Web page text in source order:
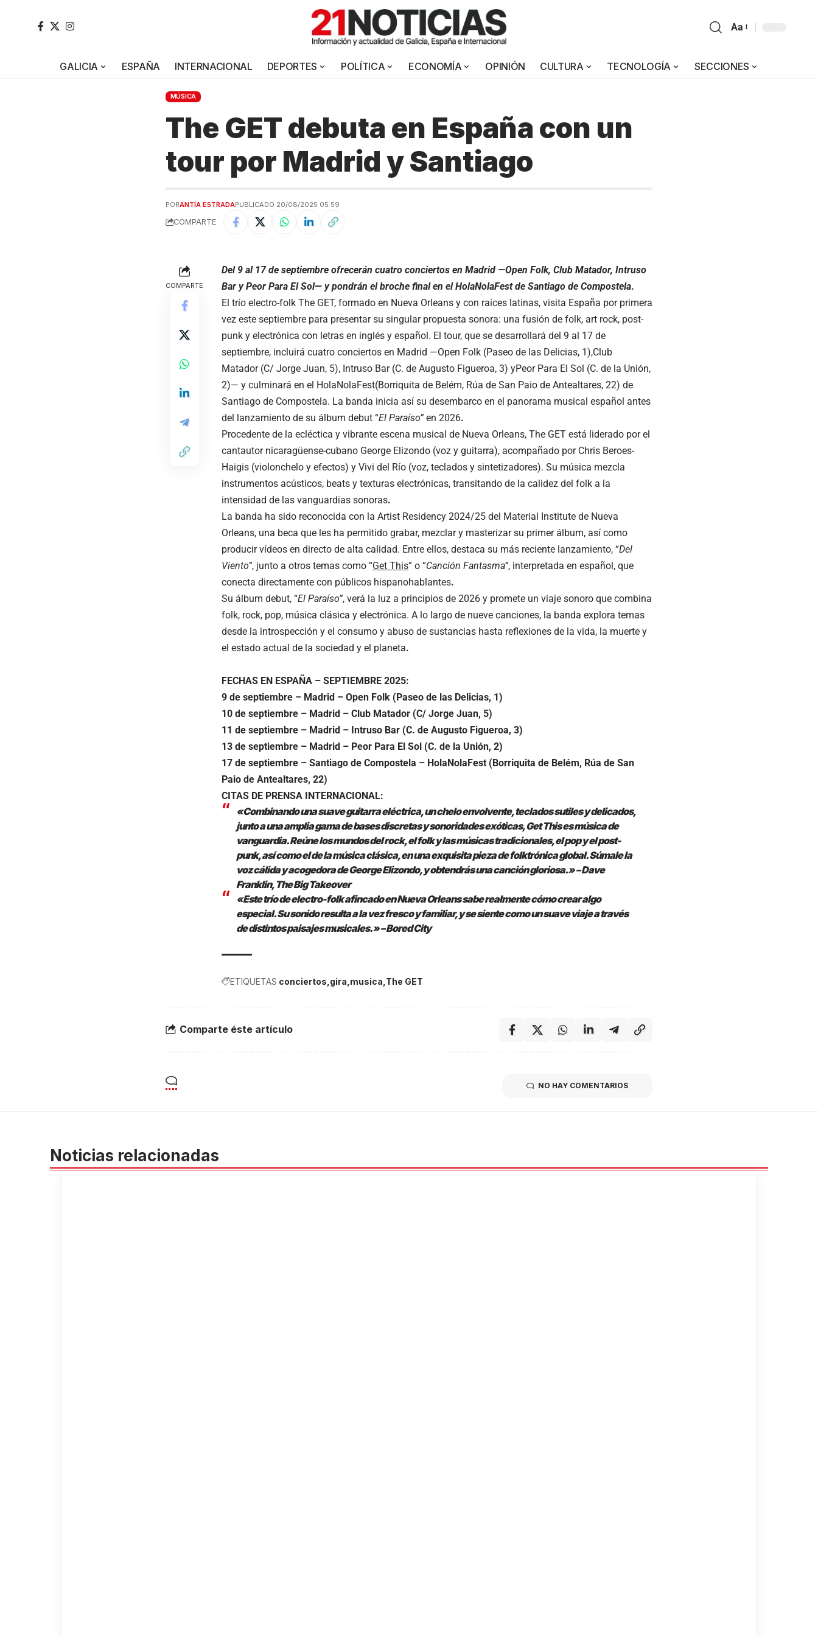
Aa
GALICIA ESPAÑA INTERNACIONAL DEPORTES POLÍTICA ECONOMÍA OPINIÓN CULTURA TECNOLOGÍA SECCIONES
MÚSICA
The GET debuta en España con un
tour por Madrid y Santiago
PORANTÍA ESTRADAPUBLICADO 20/08/2025 05:59
COMPARTE
COMPARTE
Del 9 al 17 de septiembre ofrecerán cuatro conciertos en Madrid —Open Folk, Club Matador, Intruso
Bar y Peor Para El Sol— y pondrán el broche final en el HolaNolaFest de Santiago de Compostela.
El trío electro-folk The GET, formado en Nueva Orleans y con raíces latinas, visita España por primera
vez este septiembre para presentar su singular propuesta sonora: una fusión de folk, art rock, post-
punk y electrónica con letras en inglés y español. El tour, que se desarrollará del 9 al 17 de
septiembre, incluirá cuatro conciertos en Madrid —Open Folk (Paseo de las Delicias, 1),Club
Matador (C/ Jorge Juan, 5), Intruso Bar (C. de Augusto Figueroa, 3) yPeor Para El Sol (C. de la Unión,
2)— y culminará en el HolaNolaFest(Borriquita de Belém, Rúa de San Paio de Antealtares, 22) de
Santiago de Compostela. La banda inicia así su desembarco en el panorama musical español antes
del lanzamiento de su álbum debut “El Paraíso”en 2026.
Procedente de la ecléctica y vibrante escena musical de Nueva Orleans, The GET está liderado por el
cantautor nicaragüense-cubano George Elizondo (voz y guitarra), acompañado por Chris Beroes-
Haigis (violonchelo y efectos) y Vivi del Río (voz, teclados y sintetizadores). Su música mezcla
instrumentos acústicos, beats y texturas electrónicas, transitando de la calidez del folk a la
intensidad de las vanguardias sonoras.
La banda ha sido reconocida con la Artist Residency 2024/25 del Material Institute de Nueva
Orleans, una beca que les ha permitido grabar, mezclar y masterizar su primer álbum, así como
producir vídeos en directo de alta calidad. Entre ellos, destaca su más reciente lanzamiento, “Del
Viento”, junto a otros temas como “Get This” o “Canción Fantasma”, interpretada en español, que
conecta directamente con públicos hispanohablantes.
Su álbum debut, “El Paraíso”, verá la luz a principios de 2026 y promete un viaje sonoro que combina
folk, rock, pop, música clásica y electrónica. A lo largo de nueve canciones, la banda explora temas
desde la introspección y el consumo y abuso de sustancias hasta reflexiones de la vida, la muerte y
el estado actual de la sociedad y el planeta.
FECHAS EN ESPAÑA – SEPTIEMBRE 2025:
9 de septiembre – Madrid – Open Folk (Paseo de las Delicias, 1)
10 de septiembre – Madrid – Club Matador (C/ Jorge Juan, 5)
11 de septiembre – Madrid – Intruso Bar (C. de Augusto Figueroa, 3)
13 de septiembre – Madrid – Peor Para El Sol (C. de la Unión, 2)
17 de septiembre – Santiago de Compostela – HolaNolaFest (Borriquita de Belém, Rúa de San
Paio de Antealtares, 22)
CITAS DE PRENSA INTERNACIONAL:
«Combinando una suave guitarra eléctrica, un chelo envolvente, teclados sutiles y delicados,
junto a una amplia gama de bases discretas y sonoridades exóticas, Get This es música de
vanguardia. Reúne los mundos del rock, el folk y las músicas tradicionales, el pop y el post-
punk, así como el de la música clásica, en una exquisita pieza de folktrónica global. Súmale la
voz cálida y acogedora de George Elizondo, y obtendrás una canción gloriosa.» – Dave
Franklin, The Big Takeover
«Este trío de electro-folk afincado en Nueva Orleans sabe realmente cómo crear algo
especial. Su sonido resulta a la vez fresco y familiar, y se siente como un suave viaje a través
de distintos paisajes musicales.» – Bored City
ETIQUETAS conciertos gira musica The GET
Comparte éste artículo
NO HAY COMENTARIOS
Noticias relacionadas